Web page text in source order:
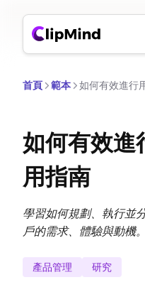
首頁 範本
如何有效進
用指南
學習如何規劃、執行並
戶的需求、體驗與動機。
產品管理 研究